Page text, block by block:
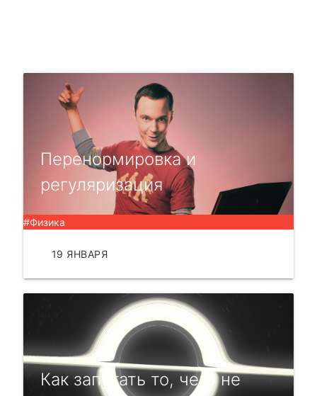
Перенормировка и
регуляризация
#Физика
19 ЯНВАРЯ
Как запутать то, чего не